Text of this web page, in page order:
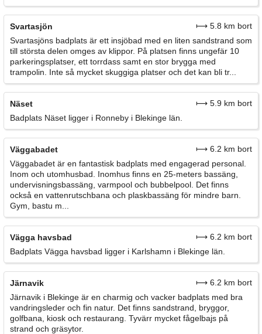
Svartasjön
⟼ 5.8 km bort
Svartasjöns badplats är ett insjöbad med en liten sandstrand som
till största delen omges av klippor. På platsen finns ungefär 10
parkeringsplatser, ett torrdass samt en stor brygga med
trampolin. Inte så mycket skuggiga platser och det kan bli tr...
Näset
⟼ 5.9 km bort
Badplats Näset ligger i Ronneby i Blekinge län.
Väggabadet
⟼ 6.2 km bort
Väggabadet är en fantastisk badplats med engagerad personal.
Inom och utomhusbad. Inomhus finns en 25-meters bassäng,
undervisningsbassäng, varmpool och bubbelpool. Det finns
också en vattenrutschbana och plaskbassäng för mindre barn.
Gym, bastu m...
Vägga havsbad
⟼ 6.2 km bort
Badplats Vägga havsbad ligger i Karlshamn i Blekinge län.
Järnavik
⟼ 6.2 km bort
Järnavik i Blekinge är en charmig och vacker badplats med bra
vandringsleder och fin natur. Det finns sandstrand, bryggor,
golfbana, kiosk och restaurang. Tyvärr mycket fågelbajs på
strand och gräsytor.